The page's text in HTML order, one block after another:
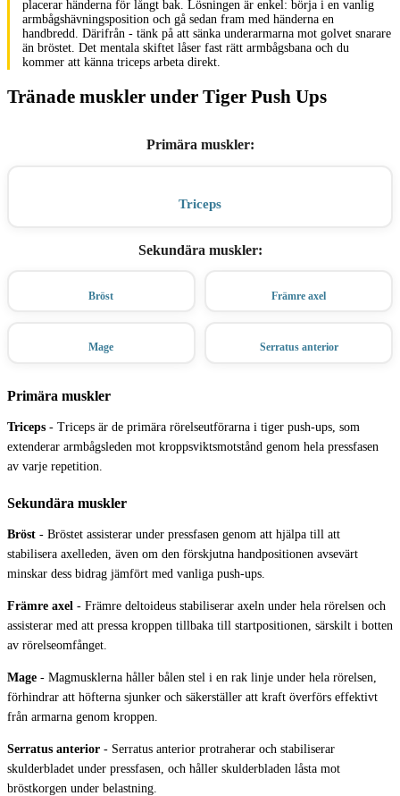
placerar händerna för långt bak. Lösningen är enkel: börja i en vanlig
armbågshävningsposition och gå sedan fram med händerna en
handbredd. Därifrån - tänk på att sänka underarmarna mot golvet snarare
än bröstet. Det mentala skiftet låser fast rätt armbågsbana och du
kommer att känna triceps arbeta direkt.
Tränade muskler under Tiger Push Ups
Primära muskler:
Triceps
Sekundära muskler:
Bröst Främre axel
Mage Serratus anterior
Primära muskler
Triceps - Triceps är de primära rörelseutförarna i tiger push-ups, som
extenderar armbågsleden mot kroppsviktsmotstånd genom hela pressfasen
av varje repetition.
Sekundära muskler
Bröst - Bröstet assisterar under pressfasen genom att hjälpa till att
stabilisera axelleden, även om den förskjutna handpositionen avsevärt
minskar dess bidrag jämfört med vanliga push-ups.
Främre axel - Främre deltoideus stabiliserar axeln under hela rörelsen och
assisterar med att pressa kroppen tillbaka till startpositionen, särskilt i botten
av rörelseomfånget.
Mage - Magmusklerna håller bålen stel i en rak linje under hela rörelsen,
förhindrar att höfterna sjunker och säkerställer att kraft överförs effektivt
från armarna genom kroppen.
Serratus anterior - Serratus anterior protraherar och stabiliserar
skulderbladet under pressfasen, och håller skulderbladen låsta mot
bröstkorgen under belastning.